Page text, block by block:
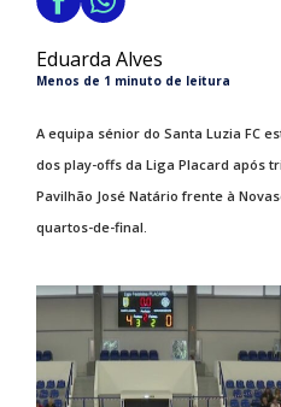
Eduarda Alves
Menos de 1 minuto de leitura
A equipa sénior do Santa Luzia FC
dos play-offs da Liga Placard após
Pavilhão José Natário frente à
quartos-de-final.